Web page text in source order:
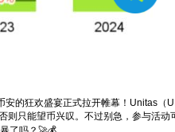
的狂欢盛宴正式拉开帷幕！Unitas
则只能望币兴叹。不过别急，参与活